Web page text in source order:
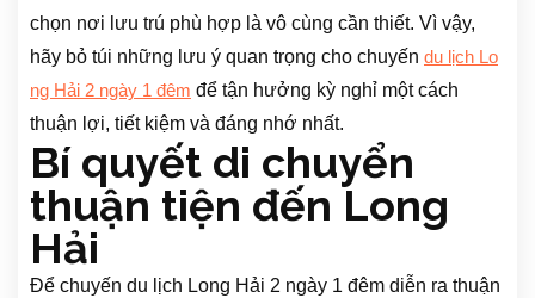
chọn nơi lưu trú phù hợp là vô cùng cần thiết. Vì vậy,
hãy bỏ túi những lưu ý quan trọng cho chuyến du lịch Lo
ng Hải 2 ngày 1 đêm để tận hưởng kỳ nghỉ một cách
thuận lợi, tiết kiệm và đáng nhớ nhất.
Bí quyết di chuyển
thuận tiện đến Long
Hải
Để chuyến du lịch Long Hải 2 ngày 1 đêm diễn ra thuận